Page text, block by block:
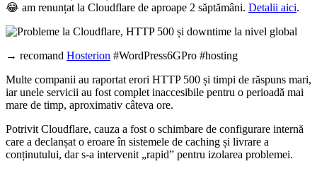
😂 am renunțat la Cloudflare de aproape 2 săptămâni. Detalii aici.
→ recomand Hosterion #WordPress6GPro #hosting
Multe companii au raportat erori HTTP 500 și timpi de răspuns mari,
iar unele servicii au fost complet inaccesibile pentru o perioadă mai
mare de timp, aproximativ câteva ore.
Potrivit Cloudflare, cauza a fost o schimbare de configurare internă
care a declanșat o eroare în sistemele de caching și livrare a
conținutului, dar s-a intervenit „rapid” pentru izolarea problemei.